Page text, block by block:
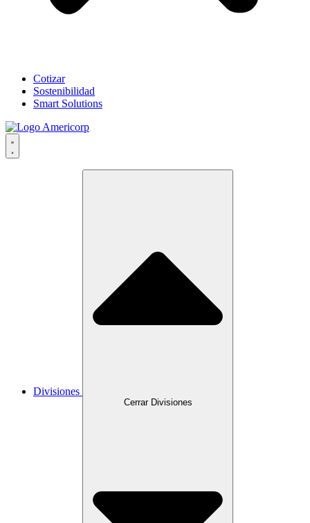
Cotizar
Sostenibilidad
Smart Solutions
Divisiones
Cerrar Divisiones